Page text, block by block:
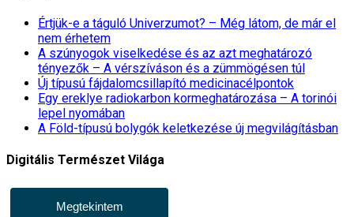
Értjük-e a táguló Univerzumot? – Még látom, de már el
nem érhetem
A szúnyogok viselkedése és az azt meghatározó
tényezők – A vérszíváson és a zümmögésen túl
Új típusú fájdalomcsillapító medicinacélpontok
Egy ereklye radiokarbon kormeghatározása – A torinói
lepel nyomában
A Föld-típusú bolygók keletkezése új megvilágításban
Digitális Természet Világa
Megtekintem